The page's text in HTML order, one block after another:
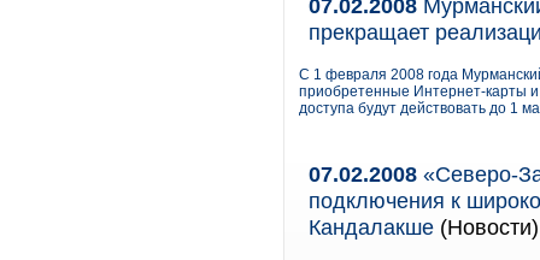
07.02.2008
прекращает
С 1 февраля 2008 года
приобретенные Интернет-карты
доступа будут действовать до 1
07.02.2008 «Северо-
подключения к
Кандалакше (Новости)